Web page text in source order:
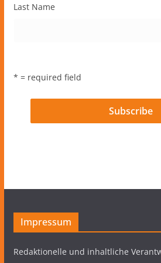
Last Name
* = required field
Impressum
Redaktionelle und inhaltliche